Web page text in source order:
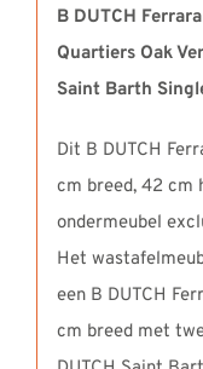
Single
Rechts
aantal
B DUTCH
Quartiers Oak
Saint Barth
Dit B DUTCH
cm breed, 42 cm
ondermeubel
Het
een B DUTCH
cm breed met